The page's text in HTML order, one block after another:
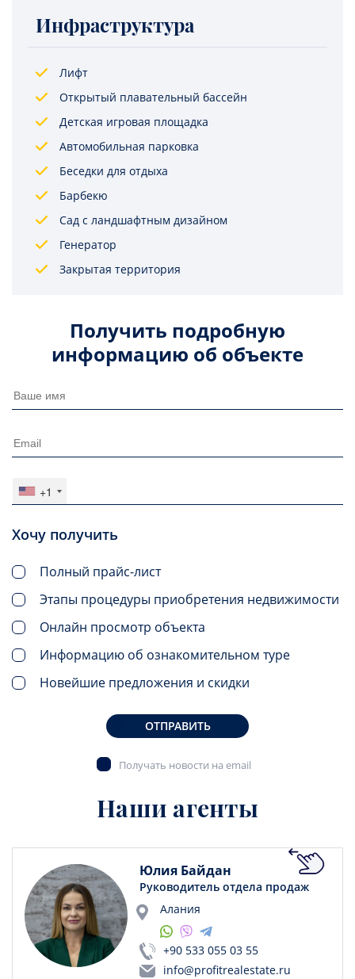
Инфраструктура
Лифт
Открытый плавательный бассейн
Детская игровая площадка
Автомобильная парковка
Беседки для отдыха
Барбекю
Сад с ландшафтным дизайном
Генератор
Закрытая территория
Получить подробную
информацию об объекте
+1
Хочу получить
Полный прайс-лист
Этапы процедуры приобретения недвижимости
Онлайн просмотр объекта
Информацию об ознакомительном туре
Новейшие предложения и скидки
ОТПРАВИТЬ
Получать новости на email
Наши агенты
Юлия Байдан
Руководитель отдела продаж
Алания
+90 533 055 03 55
info@profitrealestate.ru